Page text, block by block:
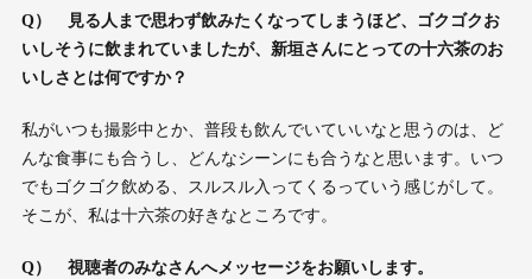
Q） 見る人まで思わず飲みたくなってしまうほど、ゴクゴクお
いしそうに飲まれていましたが、新垣さんにとっての十六茶のお
いしさとは何ですか？
私がいつも撮影中とか、普段も飲んでいていいなと思うのは、ど
んな食事にも合うし、どんなシーンにも合うなと思います。いつ
でもゴクゴク飲める、スルスル入ってくるっていう感じがして。
そこが、私は十六茶の好きなところです。
Q） 視聴者のみなさんへメッセージをお願いします。